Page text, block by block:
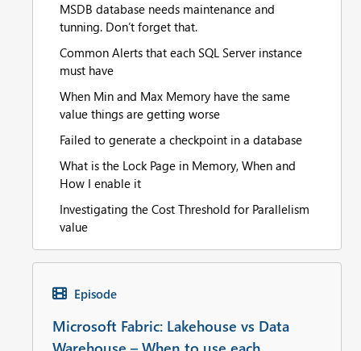
MSDB database needs maintenance and
tunning. Don’t forget that.
Common Alerts that each SQL Server instance
must have
When Min and Max Memory have the same
value things are getting worse
Failed to generate a checkpoint in a database
What is the Lock Page in Memory, When and
How I enable it
Investigating the Cost Threshold for Parallelism
value
Episode
Microsoft Fabric: Lakehouse vs Data